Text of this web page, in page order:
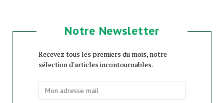
Notre Newsletter
Recevez tous les premiers du mois, notre
sélection d'articles incontournables.